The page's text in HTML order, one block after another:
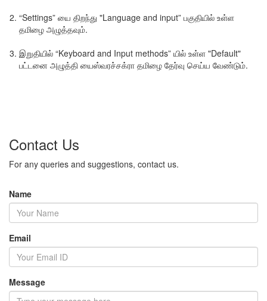
“Settings” யை திறந்து "Language and input” பகுதியில் உள்ள
தமிழை அழுத்தவும்.
இறுதியில் “Keyboard and Input methods” யில் உள்ள "Default"
பட்டனை அழுத்தி யைஸ்வரச்சக்ரா தமிழை தேர்வு செய்ய வேண்டும்.
Contact Us
For any queries and suggestions, contact us.
Name
Email
Message